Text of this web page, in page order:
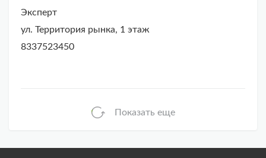
Эксперт
ул. Территория рынка, 1 этаж
8337523450
Показать еще